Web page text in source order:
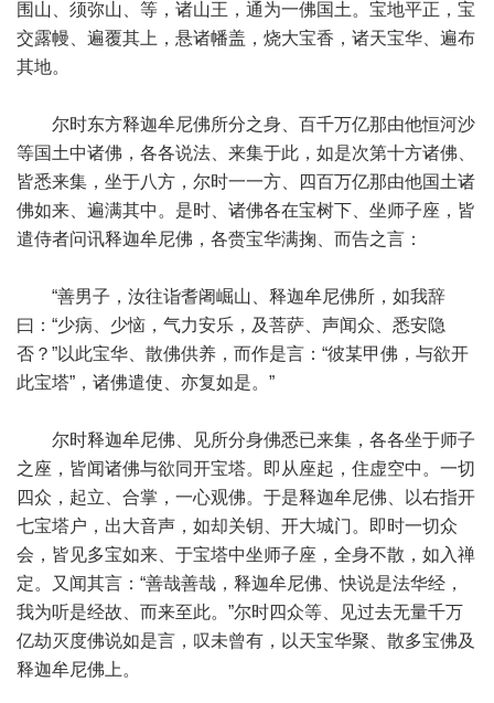
围山、须弥山、等，诸山王，通为一佛国土。宝地平正，宝
交露幔、遍覆其上，悬诸幡盖，烧大宝香，诸天宝华、遍布
其地。
尔时东方释迦牟尼佛所分之身、百千万亿那由他恒河沙
等国土中诸佛，各各说法、来集于此，如是次第十方诸佛、
皆悉来集，坐于八方，尔时一一方、四百万亿那由他国土诸
佛如来、遍满其中。是时、诸佛各在宝树下、坐师子座，皆
遣侍者问讯释迦牟尼佛，各赍宝华满掬、而告之言：
“善男子，汝往诣耆阇崛山、释迦牟尼佛所，如我辞
曰：“少病、少恼，气力安乐，及菩萨、声闻众、悉安隐
否？”以此宝华、散佛供养，而作是言：“彼某甲佛，与欲开
此宝塔”，诸佛遣使、亦复如是。”
尔时释迦牟尼佛、见所分身佛悉已来集，各各坐于师子
之座，皆闻诸佛与欲同开宝塔。即从座起，住虚空中。一切
四众，起立、合掌，一心观佛。于是释迦牟尼佛、以右指开
七宝塔户，出大音声，如却关钥、开大城门。即时一切众
会，皆见多宝如来、于宝塔中坐师子座，全身不散，如入禅
定。又闻其言：“善哉善哉，释迦牟尼佛、快说是法华经，
我为听是经故、而来至此。”尔时四众等、见过去无量千万
亿劫灭度佛说如是言，叹未曾有，以天宝华聚、散多宝佛及
释迦牟尼佛上。